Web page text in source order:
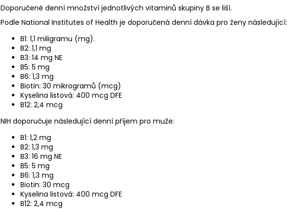
Doporučené denní množství jednotlivých vitaminů skupiny B se liší.
Podle National Institutes of Health je doporučená denní dávka pro ženy následující:
B1: 1,1 miligramu (mg).
B2: 1,1 mg
B3: 14 mg NE
B5: 5 mg
B6: 1,3 mg
Biotin: 30 mikrogramů (mcg)
Kyselina listová: 400 mcg DFE
B12: 2,4 mcg
NIH doporučuje následující denní příjem pro muže:
B1: 1,2 mg
B2: 1,3 mg
B3: 16 mg NE
B5: 5 mg
B6: 1,3 mg
Biotin: 30 mcg
Kyselina listová: 400 mcg DFE
B12: 2,4 mcg